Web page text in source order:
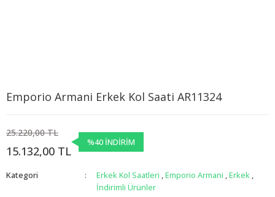
Emporio Armani Erkek Kol Saati AR11324
25.220,00 TL
15.132,00 TL
%40 İNDİRİM
Kategori Erkek Kol Saatleri ,Emporio Armani ,Erkek ,
İndirimli Ürünler